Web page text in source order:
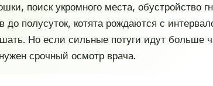
поиск укромного места, обустройство
до полусуток, котята рождаются с
Но если сильные потуги идут больше
срочный осмотр врача.